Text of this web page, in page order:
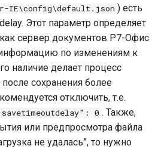
IE\config\default.json ) есть
Этот параметр определяет
сервер документов Р7-Офис
по изменениям к
наличие делает процесс
сохранения более
отключить, т.е.
0 . Также,
или предпросмотра файла
не удалась”, то нужно